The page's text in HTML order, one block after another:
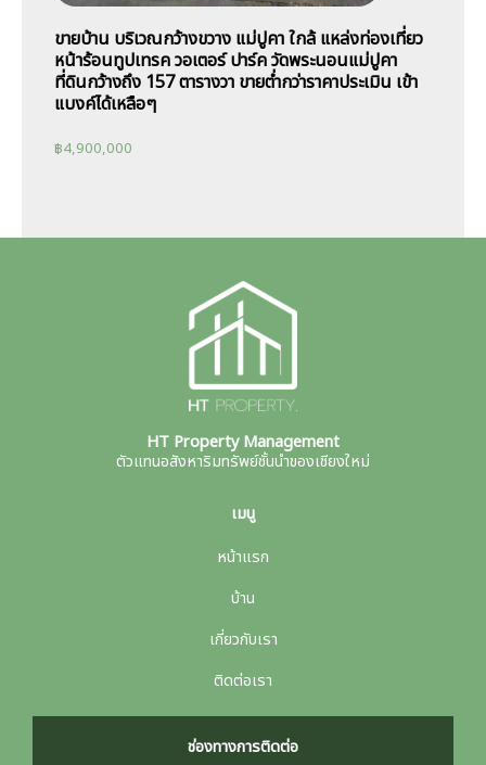
ขายบ้าน บริเวณกว้างขวาง แม่ปูคา ใกล้ แหล่งท่องเที่ยว
หน้าร้อนทูปเทรค วอเตอร์ ปาร์ค วัดพระนอนแม่ปูคา
ที่ดินกว้างถึง 157 ตารางวา ขายต่ำกว่าราคาประเมิน เข้า
แบงค์ได้เหลือๆ
฿4,900,000
HT Property Management
ตัวแทนอสังหาริมทรัพย์ชั้นนำของเชียงใหม่
เมนู
หน้าแรก
บ้าน
เกี่ยวกับเรา
ติดต่อเรา
ช่องทางการติดต่อ